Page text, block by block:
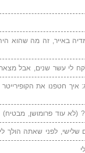
באייר, זה מה שהוא
לי עשר שנים, אבל
איך חטפנו את הקופירייטר
(לא עוד פרומושן, מבטיח)
לפני שאתה הולך